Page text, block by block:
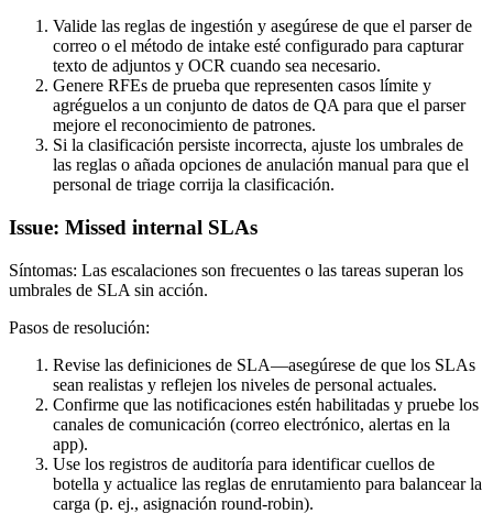
Valide las reglas de ingestión y asegúrese de que el parser de
correo o el método de intake esté configurado para capturar
texto de adjuntos y OCR cuando sea necesario.
Genere RFEs de prueba que representen casos límite y
agréguelos a un conjunto de datos de QA para que el parser
mejore el reconocimiento de patrones.
Si la clasificación persiste incorrecta, ajuste los umbrales de
las reglas o añada opciones de anulación manual para que el
personal de triage corrija la clasificación.
Issue: Missed internal SLAs
Síntomas: Las escalaciones son frecuentes o las tareas superan los
umbrales de SLA sin acción.
Pasos de resolución:
Revise las definiciones de SLA—asegúrese de que los SLAs
sean realistas y reflejen los niveles de personal actuales.
Confirme que las notificaciones estén habilitadas y pruebe los
canales de comunicación (correo electrónico, alertas en la
app).
Use los registros de auditoría para identificar cuellos de
botella y actualice las reglas de enrutamiento para balancear la
carga (p. ej., asignación round-robin).